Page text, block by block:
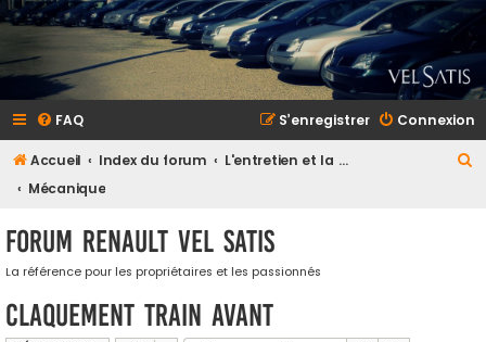
FAQ Connexion
S’enregistrer
Accueil Index du forum
L'entretien et la maintenance
Mécanique
Forum Renault VEL SATIS
La référence pour les propriétaires et les passionnés
Claquement train avant